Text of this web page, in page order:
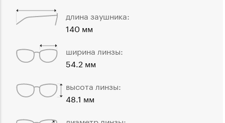
длина заушника:
140 мм
ширина линзы:
54.2 мм
высота линзы:
48.1 мм